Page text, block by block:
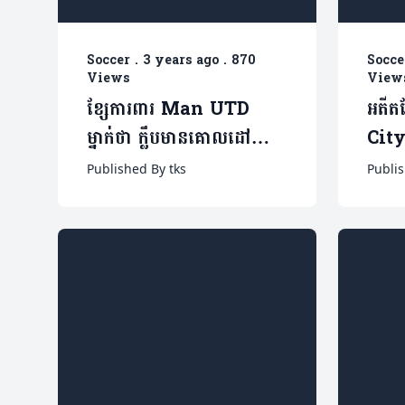
Soccer . 3 years ago . 870
Views
ខ្សែការពារ Man UTD
ម្នាក់ថា ក្លឹបមានគោលដៅ
មហិច្ឆតាយ៉ាងមុតមាំ ក្នុងការ
នេះ
Published By tks
អតីត
ការ